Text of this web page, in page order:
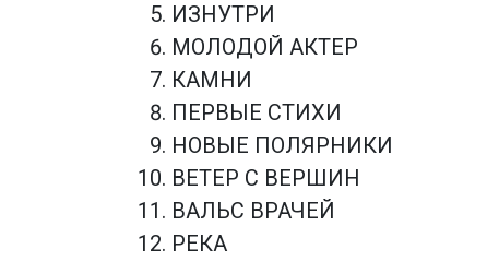
ИЗНУТРИ
МОЛОДОЙ АКТЕР
КАМНИ
ПЕРВЫЕ СТИХИ
НОВЫЕ ПОЛЯРНИКИ
ВЕТЕР С ВЕРШИН
ВАЛЬС ВРАЧЕЙ
РЕКА